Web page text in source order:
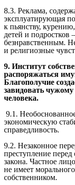
8.3. Реклама,
эксплуатирующая
к пьянству,
детей и подростков
безнравственным.
и религиозные
9. Институт
распоряжаться
Благополучие
завидовать чужому
человека.
9.1.
экономическую
справедливость.
9.2. Незаконное
преступление
закона. Частное
не имеет
собственником.